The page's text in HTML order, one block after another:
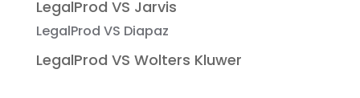
LegalProd VS Jarvis
LegalProd VS Diapaz
LegalProd VS Wolters Kluwer